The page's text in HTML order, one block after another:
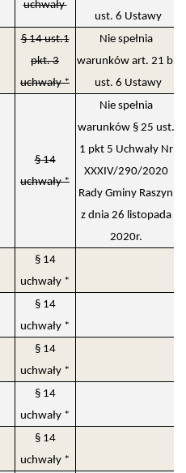
uchwały
ust. 6 Ustawy
§ 14 ust.1
pkt. 3
uchwały *
Nie spełnia
warunków art. 21 b
ust. 6 Ustawy
§ 14
uchwały *
Nie spełnia
warunków § 25 ust.
1 pkt 5 Uchwały Nr
XXXIV/290/2020
Rady Gminy Raszyn
z dnia 26 listopada
2020r.
§ 14
uchwały *
§ 14
uchwały *
§ 14
uchwały *
§ 14
uchwały *
§ 14
uchwały *